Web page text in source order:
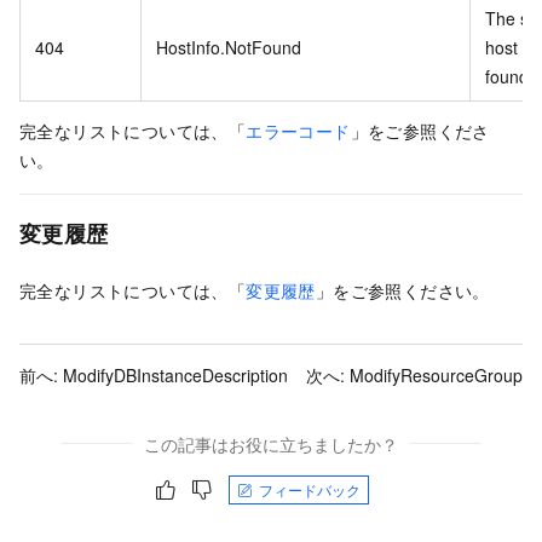
404 HostInfo.NotFound
The
host
found.
完全なリストについては、「エラーコード 」をご参照くださ
い。
変更履歴
完全なリストについては、「変更履歴 」をご参照ください。
前へ: ModifyDBInstanceDescription 次へ: ModifyResourceGroup
この記事はお役に立ちましたか？
フィードバック